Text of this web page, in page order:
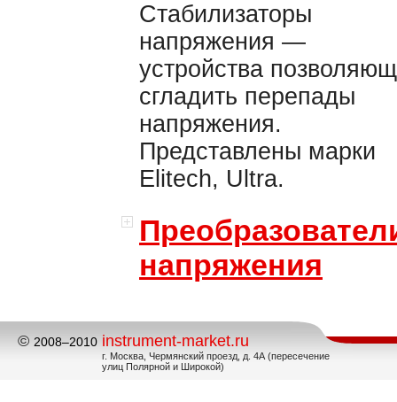
Стабилизаторы
напряжения —
устройства
сгладить перепады
напряжения.
Представлены марки
Elitech, Ultra.
напряжения
© 2008–2010 instrument-market.ru
г. Москва, Чермянский проезд, д. 4А (пересечение
улиц Полярной и Широкой)